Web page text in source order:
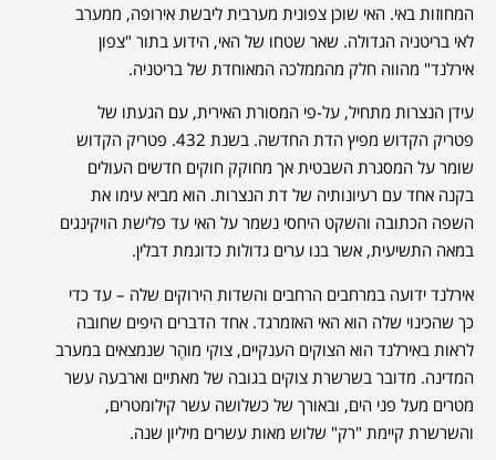
המחוזות באי. האי שוכן צפונית מערבית ליבשת אירופה, ממערב
לאי בריטניה הגדולה. שאר שטחו של האי, הידוע בתור "צפון
אירלנד" מהווה חלק מהממלכה המאוחדת של בריטניה.
עידן הנצרות מתחיל, על-פי המסורת האירית, עם הגעתו של
פטריק הקדוש מפיץ הדת החדשה. בשנת 432. פטריק הקדוש
שומר על המסגרת השבטית אך מחוקק חוקים חדשים העולים
בקנה אחד עם רעיונותיה של דת הנצרות. הוא מביא עימו את
השפה הכתובה והשקט היחסי נשמר על האי עד פלישת הויקינגים
במאה התשיעית, אשר בנו ערים גדולות כדוגמת דבלין.
אירלנד ידועה במרחבים הרחבים והשדות הירוקים שלה – עד כדי
כך שהכינוי שלה הוא האי האזמרגד. אחד הדברים היפים שחובה
לראות באירלנד הוא הצוקים הענקיים, צוקי מוהֶר שנמצאים במערב
המדינה. מדובר בשרשרת צוקים בגובה של מאתיים וארבעה עשר
מטרים מעל פני הים, ובאורך של כשלושה עשר קילומטרים,
והשרשרת קיימת "רק" שלוש מאות עשרים מיליון שנה.